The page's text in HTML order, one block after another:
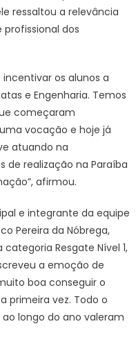
ressaltou a relevância
dos
os alunos a
e Engenharia. Temos
começaram
vocação e hoje já
atuando na
de realização na Paraíba
afirmou.
e integrante da equipe
Pereira da Nóbrega,
Resgate Nível 1,
a emoção de
boa conseguir o
primeira vez. Todo o
longo do ano valeram